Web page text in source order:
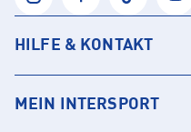
HILFE & KONTAKT
MEIN INTERSPORT